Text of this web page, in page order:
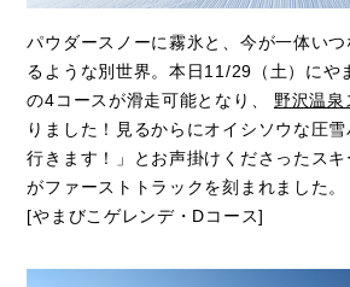
パウダースノーに霧氷と、今が一体い
るような別世界。本日11/29（土）にや
の4コースが滑走可能となり、 野沢温泉
りました！見るからにオイシソウな圧
行きます！」とお声掛けくださったスキ
がファーストトラックを刻まれました。
[やまびこゲレンデ・Dコース]